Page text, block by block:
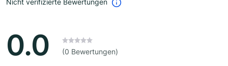
Nicht verifizierte Bewertungen
0.0 (0 Bewertungen)